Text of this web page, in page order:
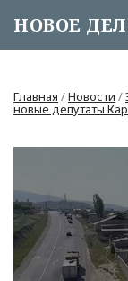
НОВОЕ
Главная /Новости /
новые депутаты